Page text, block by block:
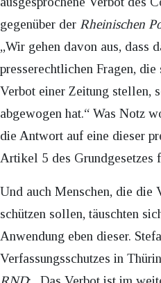
gegenüber der Rheinischen
„Wir gehen davon aus, dass
presserechtlichen Fragen,
Verbot einer Zeitung stellen,
abgewogen hat.“ Was Notz
die Antwort auf eine dieser
Artikel 5 des Grundgesetzes
Und auch Menschen, die die
schützen sollen, täuschten
Anwendung eben dieser.
Verfassungsschutzes in